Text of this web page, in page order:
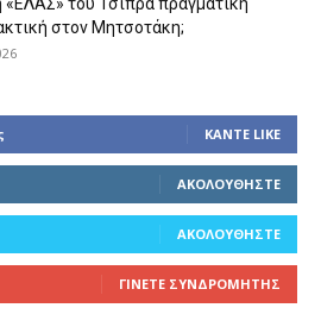
στον Μητσοτάκη;
ΚΆΝΤΕ LIKE
ΑΚΟΛΟΥΘΉΣΤΕ
ΑΚΟΛΟΥΘΉΣΤΕ
ΓΊΝΕΤΕ ΣΥΝΔΡΟΜΗΤΉΣ